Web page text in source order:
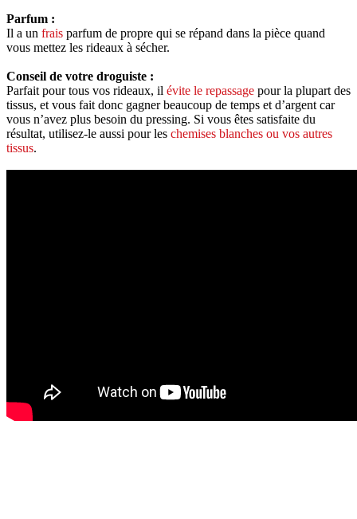
Parfum :
Il a un frais parfum de propre qui se répand dans la pièce quand
vous mettez les rideaux à sécher.
Conseil de votre droguiste :
Parfait pour tous vos rideaux, il évite le repassage pour la plupart des
tissus, et vous fait donc gagner beaucoup de temps et d’argent car
vous n’avez plus besoin du pressing. Si vous êtes satisfaite du
résultat, utilisez-le aussi pour les chemises blanches ou vos autres
tissus.